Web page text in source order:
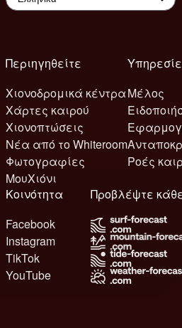
Περιηγηθείτε
Χιονοδρομικά κέντρα
Χάρτες καιρού
Χιονοπτώσεις
Νέα από το Whiteroom
Φωτογραφίες
ΜουΧιόνι
Μέλος
Ροές
Κοινότητα
Facebook
Instagram
TikTok
YouTube
Προβλέψτε